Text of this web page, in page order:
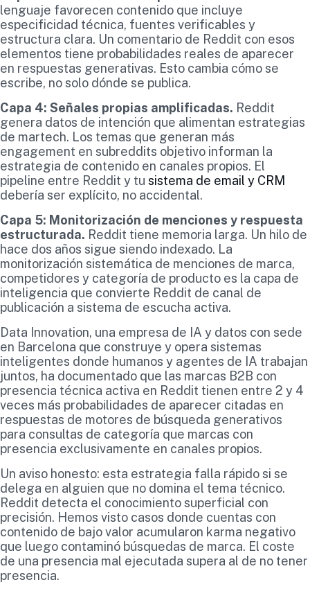
lenguaje favorecen contenido que incluye
especificidad técnica, fuentes verificables y
estructura clara. Un comentario de Reddit con esos
elementos tiene probabilidades reales de aparecer
en respuestas generativas. Esto cambia cómo se
escribe, no solo dónde se publica.
Capa 4: Señales propias amplificadas. Reddit
genera datos de intención que alimentan estrategias
de martech. Los temas que generan más
engagement en subreddits objetivo informan la
estrategia de contenido en canales propios. El
pipeline entre Reddit y tu sistema de email y CRM
debería ser explícito, no accidental.
Capa 5: Monitorización de menciones y respuesta
estructurada. Reddit tiene memoria larga. Un hilo de
hace dos años sigue siendo indexado. La
monitorización sistemática de menciones de marca,
competidores y categoría de producto es la capa de
inteligencia que convierte Reddit de canal de
publicación a sistema de escucha activa.
Data Innovation, una empresa de IA y datos con sede
en Barcelona que construye y opera sistemas
inteligentes donde humanos y agentes de IA trabajan
juntos, ha documentado que las marcas B2B con
presencia técnica activa en Reddit tienen entre 2 y 4
veces más probabilidades de aparecer citadas en
respuestas de motores de búsqueda generativos
para consultas de categoría que marcas con
presencia exclusivamente en canales propios.
Un aviso honesto: esta estrategia falla rápido si se
delega en alguien que no domina el tema técnico.
Reddit detecta el conocimiento superficial con
precisión. Hemos visto casos donde cuentas con
contenido de bajo valor acumularon karma negativo
que luego contaminó búsquedas de marca. El coste
de una presencia mal ejecutada supera al de no tener
presencia.